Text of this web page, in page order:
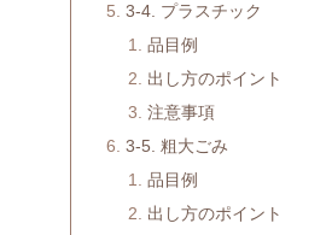
3-4. プラスチック
品目例
出し方のポイント
注意事項
3-5. 粗大ごみ
品目例
出し方のポイント